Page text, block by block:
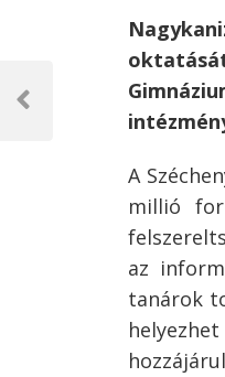
A
millió
az
tanárok
navigáció
Previous